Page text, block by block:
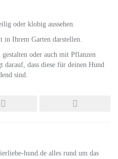
oder klobig aussehen.
in Ihrem Garten darstellen.
oder auch mit Pflanzen
darauf, dass diese für deinen Hund
sind.
hund.de alles rund um das